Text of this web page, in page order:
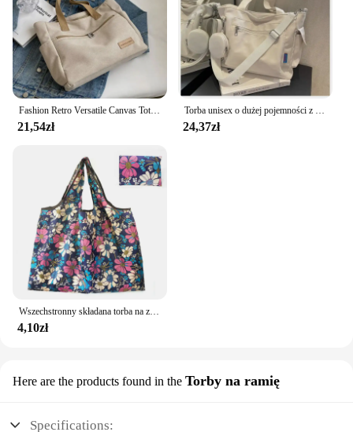
21,54zł 24,37zł
4,10zł
Here are the products found in the Torby na ramię
Specifications: